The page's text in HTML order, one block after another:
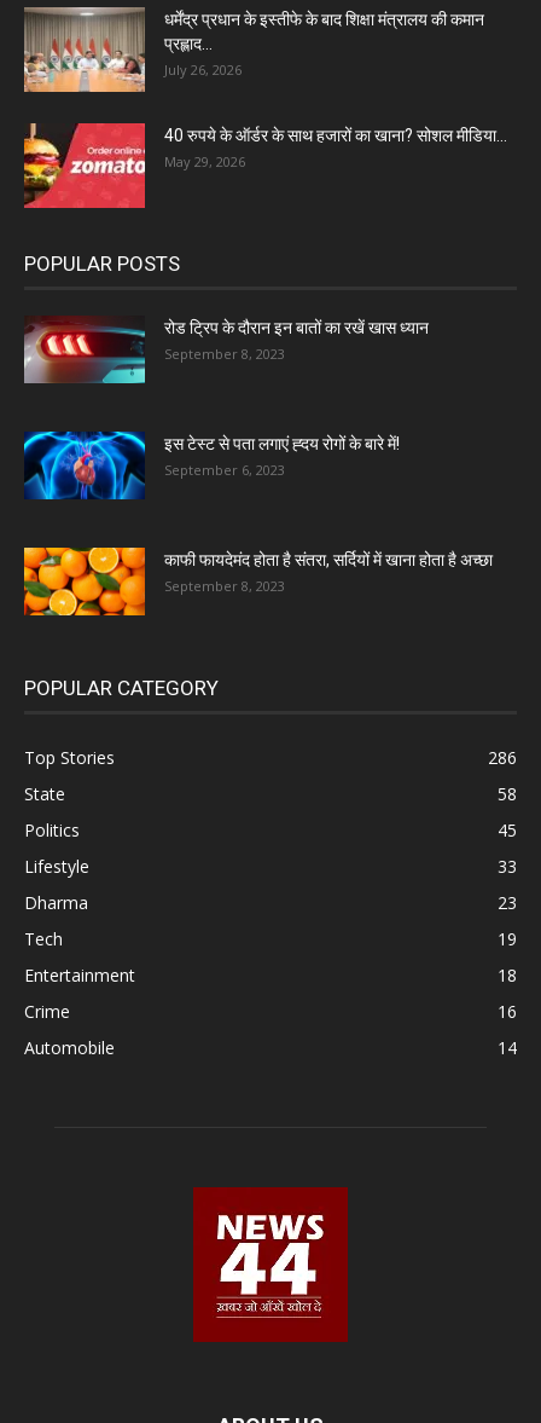
धर्मेंद्र प्रधान के इस्तीफे के बाद शिक्षा मंत्रालय की कमान
प्रह्लाद...
July 26, 2026
40 रुपये के ऑर्डर के साथ हजारों का खाना? सोशल मीडिया...
May 29, 2026
POPULAR POSTS
रोड ट्रिप के दौरान इन बातों का रखें खास ध्यान
September 8, 2023
इस टेस्ट से पता लगाएं ह्दय रोगों के बारे में!
September 6, 2023
काफी फायदेमंद होता है संतरा, सर्दियों में खाना होता है अच्छा
September 8, 2023
POPULAR CATEGORY
Top Stories
286
State
58
Politics
45
Lifestyle
33
Dharma
23
Tech
19
Entertainment
18
Crime
16
Automobile
14